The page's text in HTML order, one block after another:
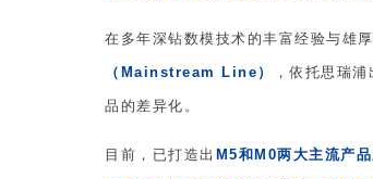
在多年深钻数模技术的丰富经验与雄
（Mainstream Line） ，依托思瑞
品的差异化。
目前，已打造出 M5和M0两大主流产